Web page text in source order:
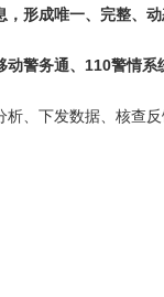
形成唯一、完整、动
警务通、110警情系
、下发数据、核查反